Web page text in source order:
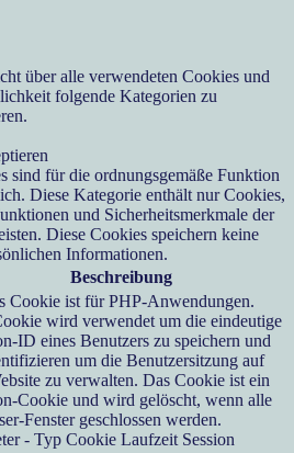
über alle verwendeten Cookies und
folgende Kategorien zu
sind für die ordnungsgemäße Funktion
Diese Kategorie enthält nur Cookies,
und Sicherheitsmerkmale der
Diese Cookies speichern keine
Informationen.
Beschreibung
Cookie ist für PHP-Anwendungen.
wird verwendet um die eindeutige
ID eines Benutzers zu speichern und
um die Benutzersitzung auf
zu verwalten. Das Cookie ist ein
Cookie und wird gelöscht, wenn alle
Fenster geschlossen werden.
- Typ Cookie Laufzeit Session